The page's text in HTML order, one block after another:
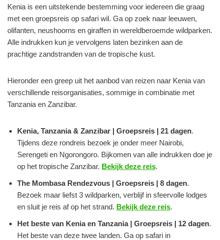
Kenia is een uitstekende bestemming voor iedereen die graag
met een groepsreis op safari wil. Ga op zoek naar leeuwen,
olifanten, neushoorns en giraffen in wereldberoemde wildparken.
Alle indrukken kun je vervolgens laten bezinken aan de
prachtige zandstranden van de tropische kust.
Hieronder een greep uit het aanbod van reizen naar Kenia van
verschillende reisorganisaties, sommige in combinatie met
Tanzania en Zanzibar.
Kenia, Tanzania & Zanzibar | Groepsreis | 21 dagen.
Tijdens deze rondreis bezoek je onder meer Nairobi,
Serengeti en Ngorongoro. Bijkomen van alle indrukken doe je
op het tropische Zanzibar. Bekijk deze reis.
The Mombasa Rendezvous | Groepsreis | 8 dagen.
Bezoek maar liefst 3 wildparken, verblijf in sfeervolle lodges
en sluit je reis af op het strand. Bekijk deze reis.
Het beste van Kenia en Tanzania | Groepsreis | 12 dagen.
Het beste van deze twee landen. Ga op safari in